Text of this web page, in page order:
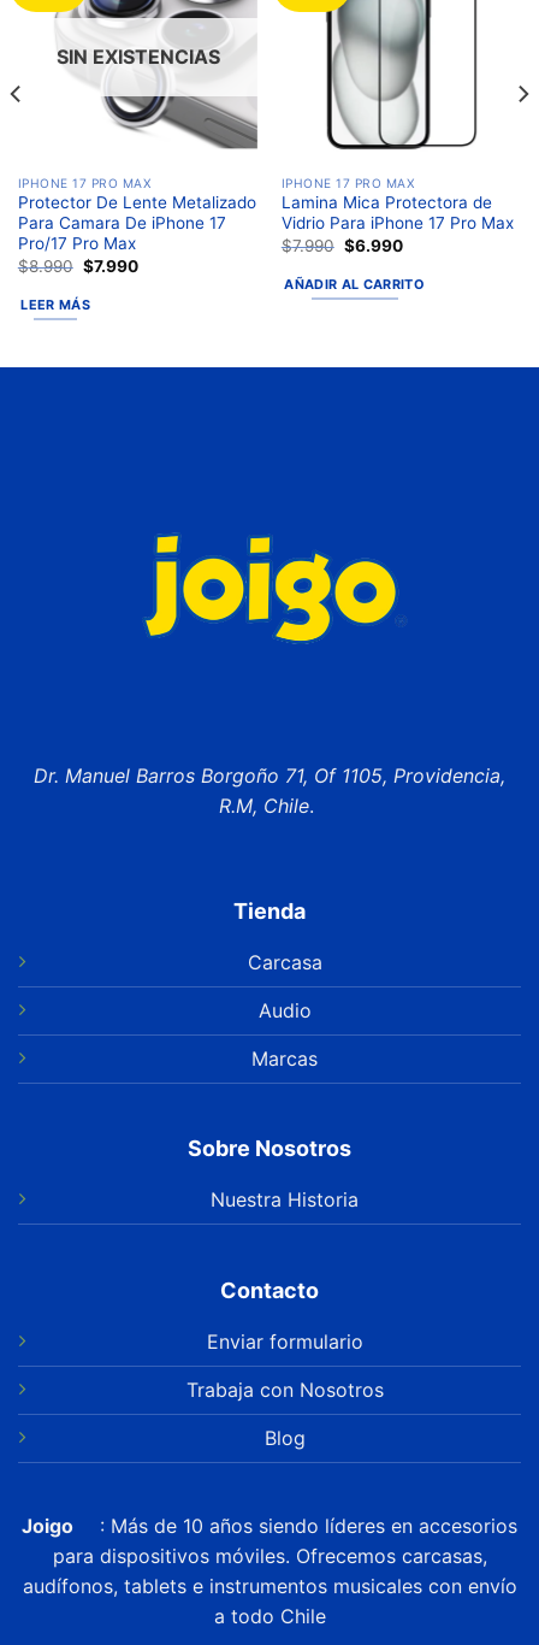
lista de
deseos
SIN EXISTENCIAS
IPHONE 17 PRO MAX
Protector De Lente Metalizado
Para Camara De iPhone 17
Pro/17 Pro Max
$8.990 $7.990
LEER MÁS
IPHONE 17 PRO MAX
Lamina Mica Protectora de
Vidrio Para iPhone 17 Pro Max
$7.990 $6.990
AÑADIR AL CARRITO
Dr. Manuel Barros Borgoño 71, Of 1105, Providencia,
R.M, Chile.
Tienda
Carcasa
Audio
Marcas
Sobre Nosotros
Nuestra Historia
Contacto
Enviar formulario
Trabaja con Nosotros
Blog
Joigo
: Más de 10 años siendo líderes en accesorios
para dispositivos móviles. Ofrecemos carcasas,
audífonos, tablets e instrumentos musicales con envío
a todo Chile